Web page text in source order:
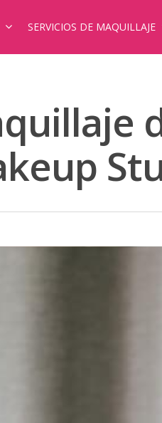
SERVICIOS DE MAQUILLAJE